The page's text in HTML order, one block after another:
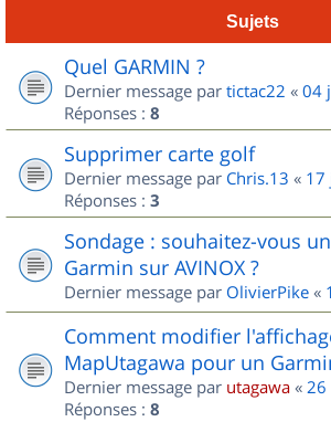
Sujets
Quel GARMIN ?
Dernier message par tictac22 « 04
Réponses : 8
Supprimer carte golf
Dernier message par Chris.13 « 17
Réponses : 3
Sondage : souhaitez-vous
Garmin sur AVINOX ?
Dernier message par OlivierPike «
Comment modifier
MapUtagawa pour un
Dernier message par utagawa « 26
Réponses : 8